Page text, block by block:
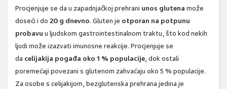
Procjenjuje se da u zapadnjačkoj prehrani unos glutena može
doseći i do 20 g dnevno. Gluten je otporan na potpunu
probavu u ljudskom gastrointestinalnom traktu, što kod nekih
ljudi može izazvati imunosne reakcije. Procjenjuje se
da celijakija pogađa oko 1 % populacije, dok ostali
poremećaji povezani s glutenom zahvaćaju oko 5 % populacije.
Za osobe s celijakijom, bezglutenska prehrana jedina je